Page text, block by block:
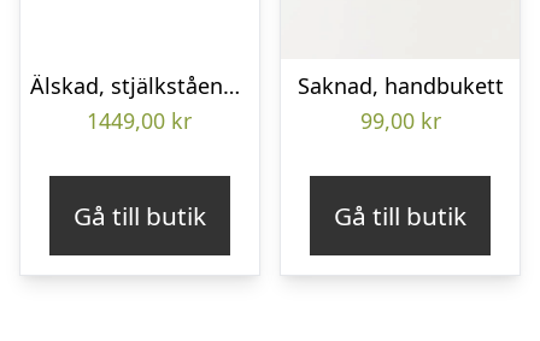
Älskad, stjälkstående bukett
1449,00 kr
Gå till butik
Saknad, handbukett
99,00 kr
Gå till butik